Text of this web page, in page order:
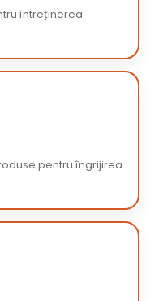
întreținerea
pentru îngrijirea